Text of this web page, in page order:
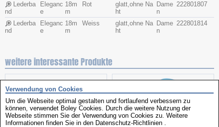
Lederba
nd
Eleganc
e
18m
m
Rot
glatt,ohne Na
ht
Dame
n
222801807
Lederba
nd
Eleganc
e
18m
m
Weiss
glatt,ohne Na
ht
Dame
n
222801814
weitere interessante Produkte
Verwendung von Cookies
Um die Webseite optimal gestalten und fortlaufend verbessern zu
können, verwendet Boley Cookies. Durch die weitere Nutzung der
Webseite stimmen Sie der Verwendung von Cookies zu. Weitere
Informationen finden Sie in den Datenschutz-Richtlinien